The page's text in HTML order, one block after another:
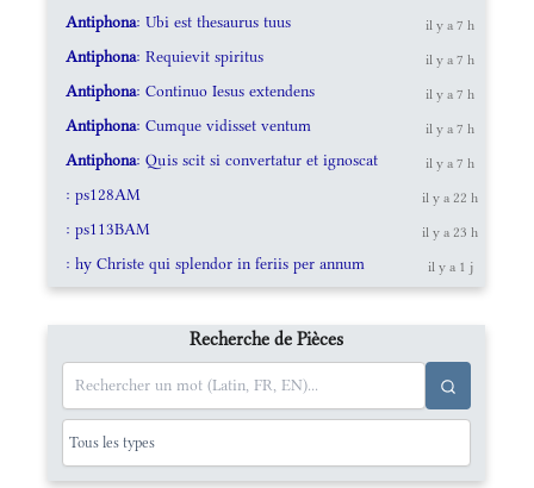
Antiphona: Ubi est thesaurus tuus il y a 7 h
Antiphona: Requievit spiritus il y a 7 h
Antiphona: Continuo Iesus extendens il y a 7 h
Antiphona: Cumque vidisset ventum il y a 7 h
Antiphona: Quis scit si convertatur et ignoscat il y a 7 h
: ps128AM il y a 22 h
: ps113BAM il y a 23 h
: hy Christe qui splendor in feriis per annum il y a 1 j
Recherche de Pièces